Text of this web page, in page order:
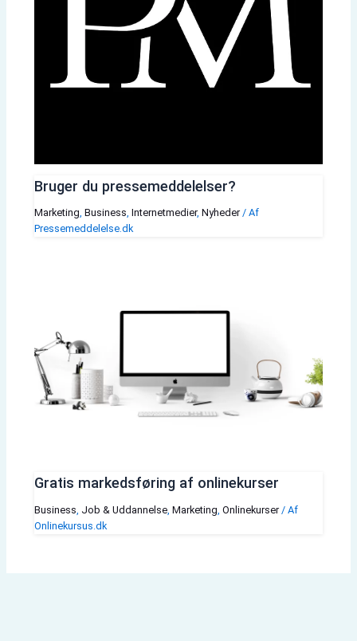
Bruger du pressemeddelelser?
Marketing, Business, Internetmedier, Nyheder/ Af
Pressemeddelelse.dk
Gratis markedsføring af onlinekurser
Business, Job & Uddannelse, Marketing, Onlinekurser/ Af
Onlinekursus.dk